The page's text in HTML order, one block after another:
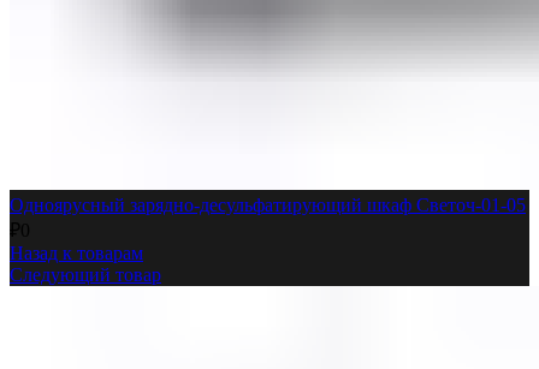
Одноярусный зарядно-десульфатирующий шкаф Светоч-01-05
₽0
Назад к товарам
Следующий товар